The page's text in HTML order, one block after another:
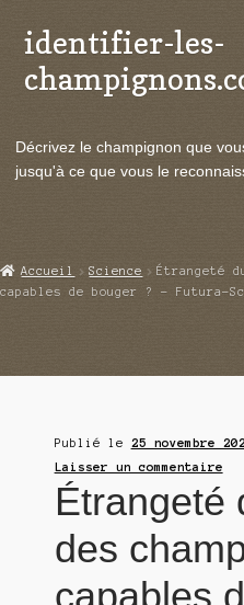
Aller
à
la
Aller
au
contenu
identifier-les-
Actualités
Echanges et contacts
Décrivez le champignon que
jusqu'à ce que vous le
Accueil Science
Étrangeté
capables de bouger ? – Futura-
Publié le 25 novembre
Laisser un commentaire
Étrangeté
des
capables